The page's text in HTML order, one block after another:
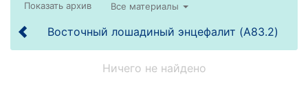
Все материалы
Восточный лошадиный энцефалит (A83.2)
Ничего не найдено